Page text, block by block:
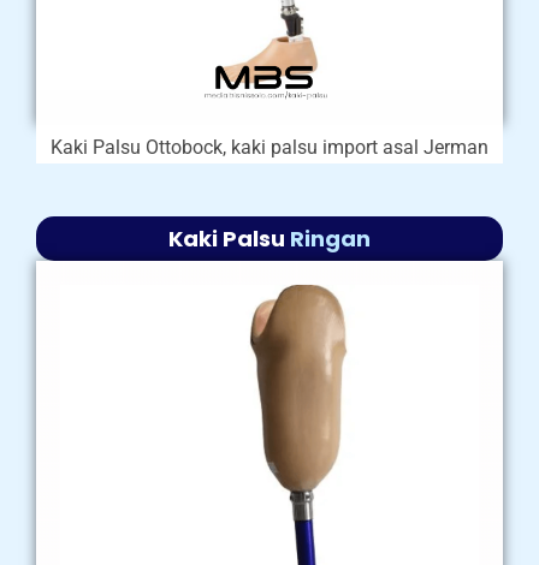
Kaki Palsu Ottobock, kaki palsu import asal Jerman
Kaki Palsu Ringan